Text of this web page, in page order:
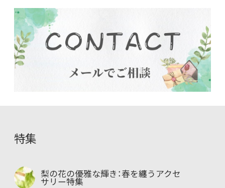
特集
梨の花の優雅な輝き：春を纏うアクセ
サリー特集